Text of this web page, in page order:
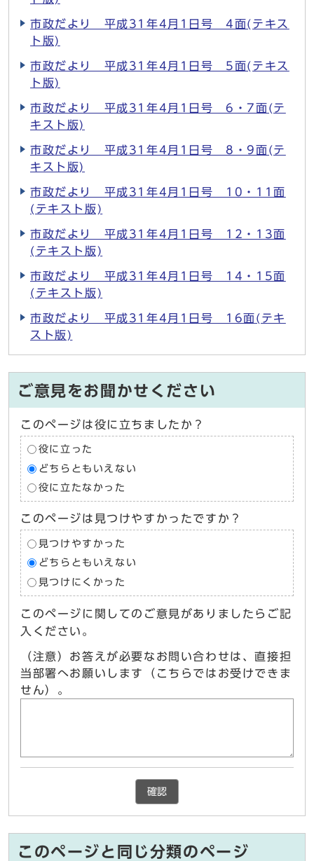
市政だより 平成31年4月1日号 4面(テキス
ト版)
市政だより 平成31年4月1日号 5面(テキス
ト版)
市政だより 平成31年4月1日号 6・7面(テ
キスト版)
市政だより 平成31年4月1日号 8・9面(テ
キスト版)
市政だより 平成31年4月1日号 10・11面
(テキスト版)
市政だより 平成31年4月1日号 12・13面
(テキスト版)
市政だより 平成31年4月1日号 14・15面
(テキスト版)
市政だより 平成31年4月1日号 16面(テキ
スト版)
ご意見をお聞かせください
このページは役に立ちましたか？
役に立った
どちらともいえない
役に立たなかった
このページは見つけやすかったですか？
見つけやすかった
どちらともいえない
見つけにくかった
このページに関してのご意見がありましたらご記
入ください。
（注意）お答えが必要なお問い合わせは、直接担
当部署へお願いします（こちらではお受けできま
せん）。
確認
このページと同じ分類のページ